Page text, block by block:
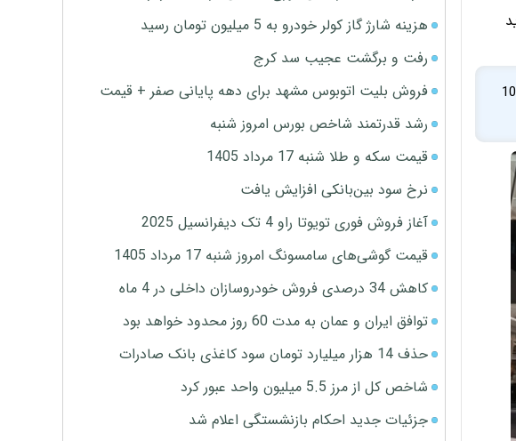
مدیر پیگیری تخلفات سازمان بورس گفت: در صورت احراز وقوع تخلف بورسی برای متخلفان، جریمه نقدی 10
هزینه شارژ گاز کولر خودرو به 5 میلیون تومان رسید
رفت و برگشت عجیب سد کرج
فروش بلیت اتوبوس مشهد برای دهه پایانی صفر + قیمت
رشد قدرتمند شاخص بورس امروز شنبه
قیمت سکه و طلا شنبه 17 مرداد 1405
نرخ سود بین‌بانکی افزایش یافت
آغاز فروش فوری تویوتا راو 4 تک دیفرانسیل 2025
قیمت گوشی‌های سامسونگ امروز شنبه 17 مرداد 1405
کاهش 34 درصدی فروش خودروسازان داخلی در 4 ماه
توافق ایران و عمان به مدت 60 روز محدود خواهد بود
حذف 14 هزار میلیارد تومان سود کاغذی بانک صادرات
شاخص کل از مرز 5.5 میلیون واحد عبور کرد
جزئیات جدید احکام بازنشستگی اعلام شد